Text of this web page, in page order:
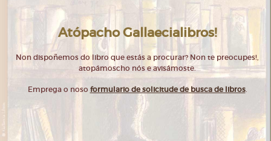
Atópacho Gallaecialibros!
Non dispoñemos do libro que estás a procurar? Non te preocupes!,
atopámoscho nós e avisámoste.
Emprega o noso formulario de solicitude de busca de libros.